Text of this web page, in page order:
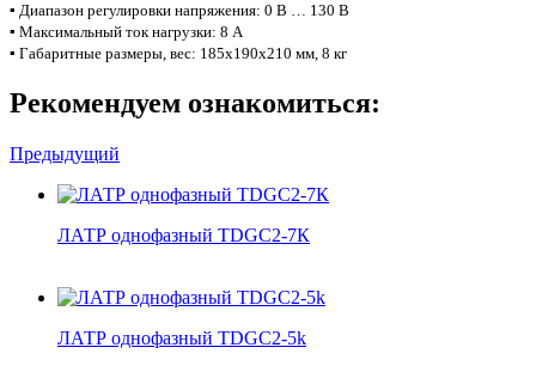
▪ Диапазон регулировки напряжения: 0 В … 130 В
▪ Максимальный ток нагрузки: 8 А
▪ Габаритные размеры, вес: 185х190х210 мм, 8 кг
Рекомендуем ознакомиться:
Предыдущий
ЛАТР однофазный TDGC2-7К
ЛАТР однофазный TDGC2-5k